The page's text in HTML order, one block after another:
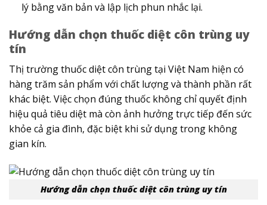
lý bằng văn bản và lập lịch phun nhắc lại.
Hướng dẫn chọn thuốc diệt côn trùng uy
tín
Thị trường thuốc diệt côn trùng tại Việt Nam hiện có
hàng trăm sản phẩm với chất lượng và thành phần rất
khác biệt. Việc chọn đúng thuốc không chỉ quyết định
hiệu quả tiêu diệt mà còn ảnh hưởng trực tiếp đến sức
khỏe cả gia đình, đặc biệt khi sử dụng trong không
gian kín.
Hướng dẫn chọn thuốc diệt côn trùng uy tín